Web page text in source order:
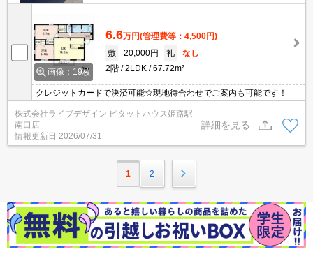
画像：19枚
6.6万円(管理費等：4,500円)
敷
20,000円 礼
なし
2階
2LDK 67.72m²
クレジットカードで決済可能☆現地待合わせでご案内も可能です！
株式会社ライブデザイン ピタットハウス姫路駅
南口店
情報更新日 2026/07/31
詳細を見る
1 2